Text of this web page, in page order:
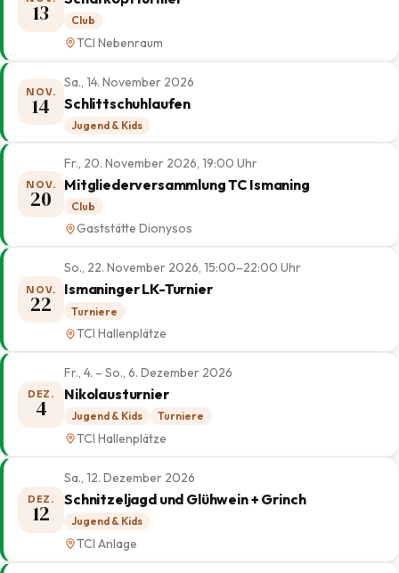
13 Club
TCI Nebenraum
NOV.
14
Sa., 14. November 2026
Schlittschuhlaufen
Jugend & Kids
NOV.
20
Fr., 20. November 2026, 19:00 Uhr
Mitgliederversammlung TC Ismaning
Club
Gaststätte Dionysos
NOV.
22
So., 22. November 2026, 15:00–22:00 Uhr
Ismaninger LK-Turnier
Turniere
TCI Hallenplätze
DEZ.
4
Fr., 4. – So., 6. Dezember 2026
Nikolausturnier
Jugend & Kids Turniere
TCI Hallenplätze
DEZ.
12
Sa., 12. Dezember 2026
Schnitzeljagd und Glühwein + Grinch
Jugend & Kids
TCI Anlage